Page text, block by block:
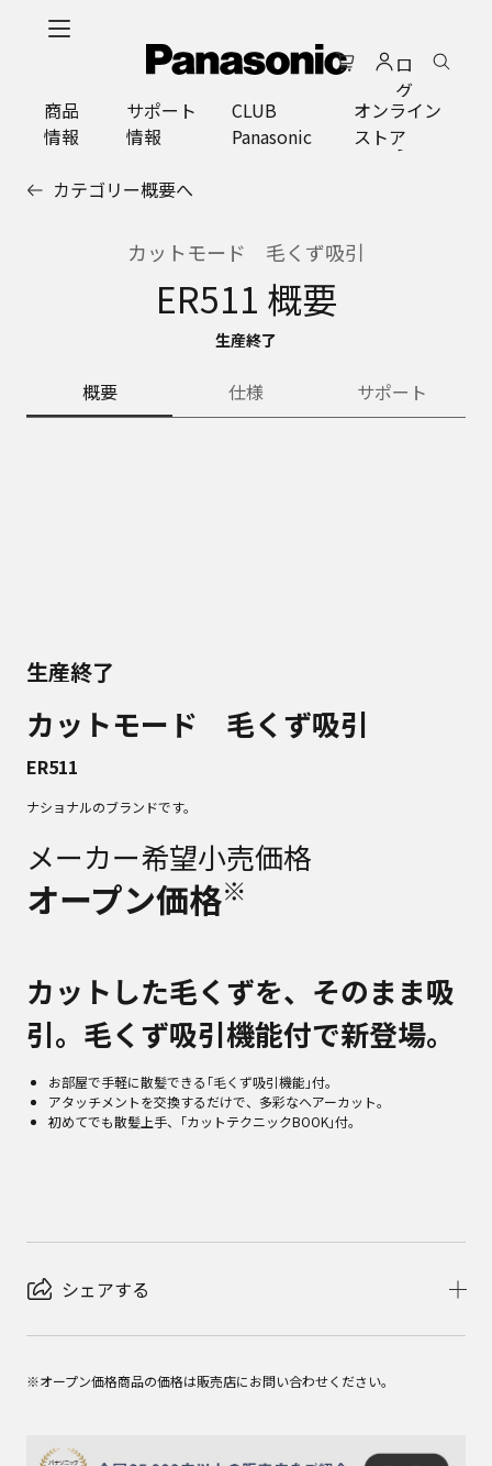
ロ
グ
イ
ン
商品
情報
サポート
情報
CLUB
Panasonic
オンライン
ストア
カテゴリー概要へ
カットモード 毛くず吸引
ER511 概要
生産終了
概要 仕様 サポート
生産終了
カットモード 毛くず吸引
ER511
ナショナルのブランドです。
メーカー希望小売価格
オープン価格※
カットした毛くずを、そのまま吸
引。毛くず吸引機能付で新登場。
お部屋で手軽に散髪できる｢毛くず吸引機能｣付。
アタッチメントを交換するだけで、多彩なヘアーカット。
初めてでも散髪上手、｢カットテクニックBOOK｣付。
シェアする
※オープン価格商品の価格は販売店にお問い合わせください。